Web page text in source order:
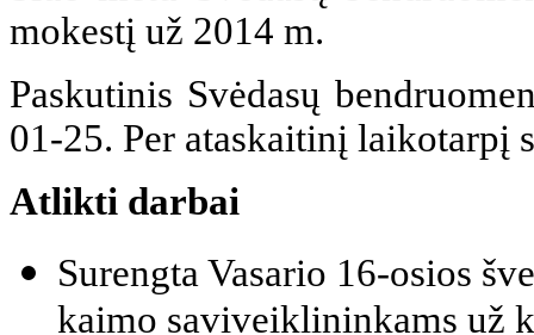
mokestį už 2014 m.
Paskutinis Svėdasų
01-25. Per ataskaitinį laikotarpį
Atlikti darbai
Surengta Vasario 16-osios
kaimo saviveiklininkams už